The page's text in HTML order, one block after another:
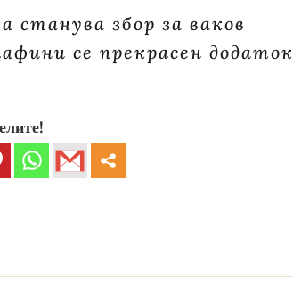
збор за ваков
се прекрасен додаток